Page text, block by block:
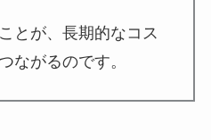
とが、長期的なコス
ながるのです。